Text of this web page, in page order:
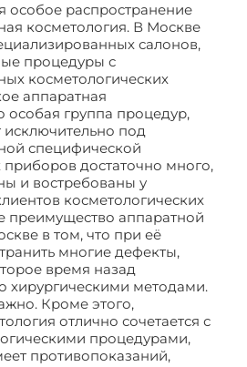
особое распространение
косметология. В Москве
салонов,
процедуры с
косметологических
аппаратная
особая группа процедур,
под
специфической
приборов достаточно много,
и востребованы у
косметологических
преимущество аппаратной
в том, что при её
многие дефекты,
время назад
хирургическими методами.
Кроме этого,
отлично сочетается с
процедурами,
противопоказаний,